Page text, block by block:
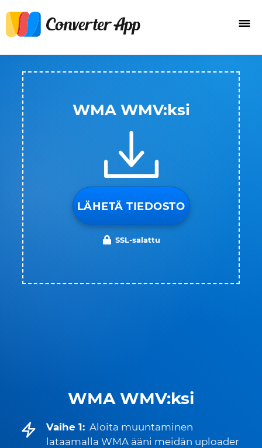
WMA WMV:ksi
Vaihe 1: Aloita muuntaminen
lataamalla WMA ääni meidän uploader
WMA WMV:ksi
LÄHETÄ TIEDOSTO
SSL-salattu